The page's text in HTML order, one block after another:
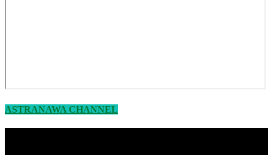
ASTRANAWA CHANNEL